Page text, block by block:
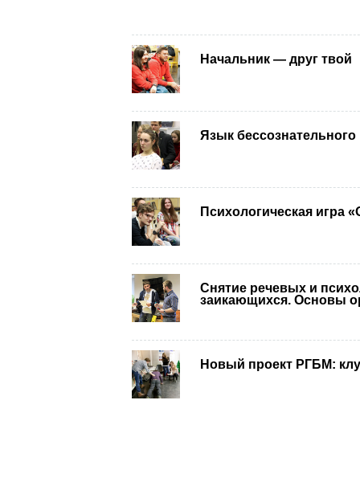
Начальник — друг твой
Язык бессознательного
Психологическая игра
Снятие речевых и
заикающихся. Основы
Новый проект РГБМ: